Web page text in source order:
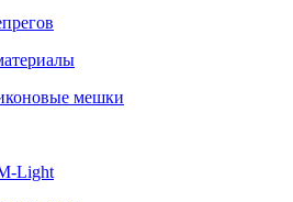
мешки
Light